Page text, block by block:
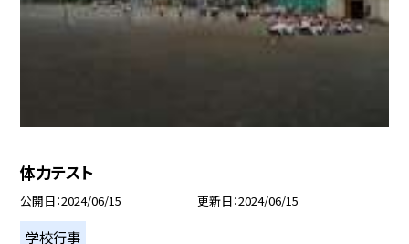
体力テスト
公開日 2024/06/15 更新日 2024/06/15
学校行事